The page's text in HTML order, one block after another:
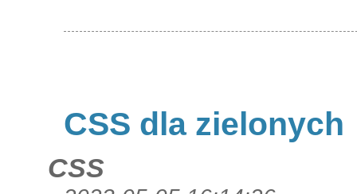
CSS dla zielonych
CSS